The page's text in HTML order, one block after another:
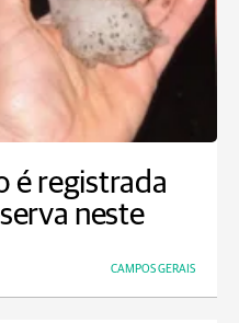
é registrada
neste
CAMPOS GERAIS